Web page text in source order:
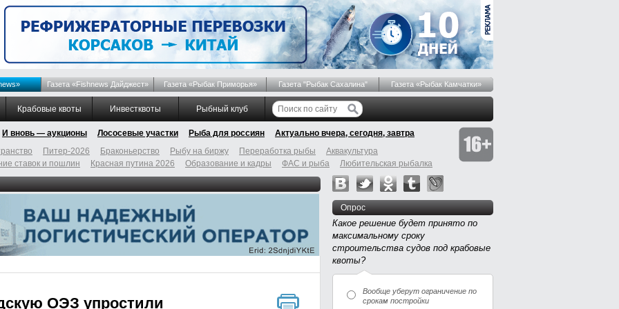
Газета «Fishnews Дайджест» Газета «Рыбак Приморья» Газета "Рыбак Сахалина" Газета «Рыбак Камчатки»
Крабовые квоты Инвестквоты Рыбный клуб
И вновь — аукционы Лососевые участки Рыба для россиян
Актуально вчера, сегодня, завтра
Питер-2026 Браконьерство Рыбу на биржу Переработка рыбы
Аквакультура
ставок и пошлин Красная путина 2026 Образование и кадры ФАС и рыба Любительская рыбалка
ОЭЗ упростили
Опрос
Какое решение будет принято по
максимальному сроку
строительства судов под крабовые
квоты?
Вообще уберут ограничение по
срокам постройки